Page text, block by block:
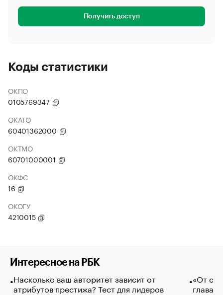
Получить доступ
Коды статистики
ОКПО
0105769347
ОКАТО
60401362000
ОКТМО
60701000001
ОКФС
16
ОКОГУ
4210015
Интересное на РБК
Насколько ваш авторитет зависит от
атрибутов престижа? Тест для лидеров
«От
глава